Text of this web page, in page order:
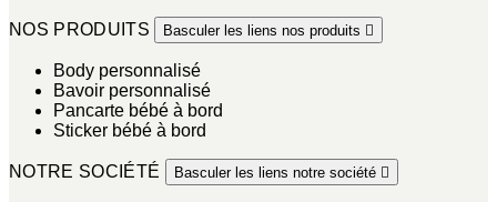
NOS PRODUITS Basculer les liens nos produits 
Body personnalisé
Bavoir personnalisé
Pancarte bébé à bord
Sticker bébé à bord
NOTRE SOCIÉTÉ Basculer les liens notre société 